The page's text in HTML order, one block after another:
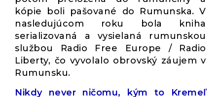
kópie boli pašované do Rumunska. V
nasledujúcom roku bola kniha
serializovaná a vysielaná rumunskou
službou Radio Free Europe / Radio
Liberty, čo vyvolalo obrovský záujem v
Rumunsku.
Nikdy never ničomu, kým to Kremeľ